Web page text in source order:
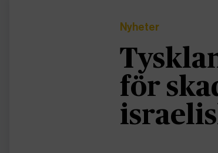
Nyheter
för